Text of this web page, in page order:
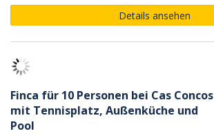
Details ansehen
Finca für 10 Personen bei Cas Concos
mit Tennisplatz, Außenküche und
Pool